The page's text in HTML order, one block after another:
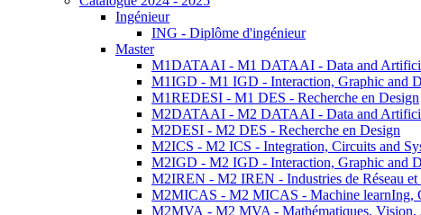
Ingénieur
ING - Diplôme d'ingénieur
Master
M1DATAAI - M1 DATAAI - Data and
M1IGD - M1 IGD - Interaction, Graphic and
M1REDESI - M1 DES - Recherche en Design
M2DATAAI - M2 DATAAI - Data and
M2DESI - M2 DES - Recherche en Design
M2ICS - M2 ICS - Integration, Circuits and
M2IGD - M2 IGD - Interaction, Graphic and
M2IREN - M2 IREN - Industries de Réseau et
M2MICAS - M2 MICAS - Machine learnIng,
M2MVA - M2 MVA - Mathématiques, Vision,